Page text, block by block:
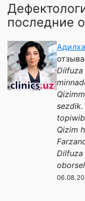
последние
Dilfuza
Qizim
Dilfuza